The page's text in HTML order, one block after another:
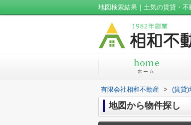
地図検索結果｜土気の賃貸・
有限会社相和不動産 > (賃貸)
地図から物件探し